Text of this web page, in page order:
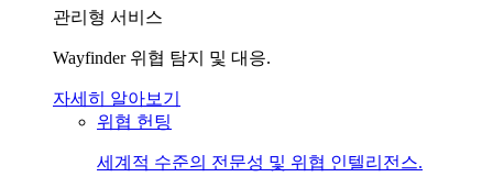
관리형 서비스
Wayfinder 위협 탐지 및 대응.
자세히 알아보기
위협 헌팅
세계적 수준의 전문성 및 위협 인텔리전스.